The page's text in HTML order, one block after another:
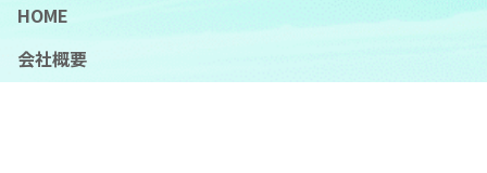
HOME
会社概要